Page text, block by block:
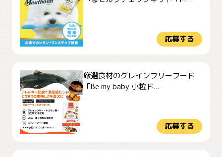
応募する
厳選食材のグレインフリーフード
「Be my baby 小粒ド...
応募する